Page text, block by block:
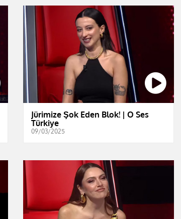
Jürimize Şok Eden Blok! | O Ses
Türkiye
09/03/2025